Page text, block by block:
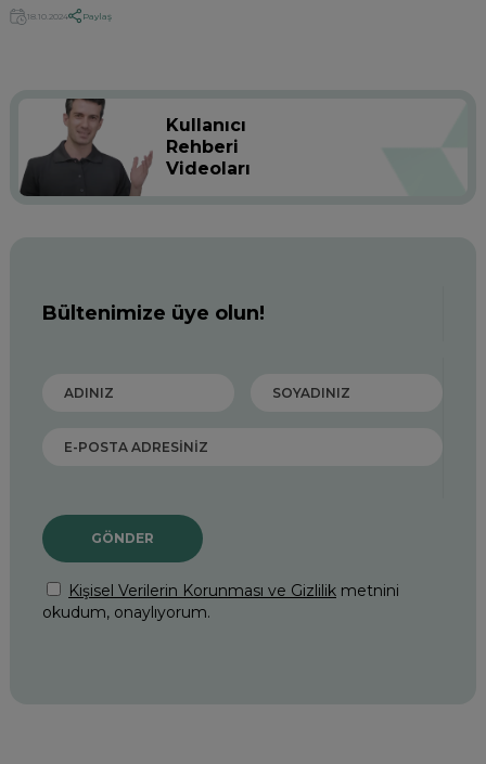
18.10.2024 Paylaş
Kullanıcı
Rehberi
Videoları